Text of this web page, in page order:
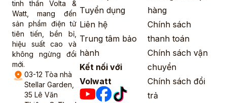
tinh thần Volta &
Watt, mang đến
sản phẩm điện tử
tiên tiến, bền bỉ,
hiệu suất cao và
không ngừng đổi
mới.
03-12 Tòa nhà
Stellar Garden,
35 Lê Văn
Tuyển dụng
Liên hệ
Trung tâm bảo
hành
Kết nối với
Volwatt
hàng
Chính sách
thanh toán
Chính sách vận
chuyển
Chính sách đổi
trả